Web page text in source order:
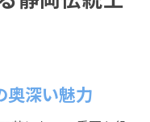
のづくり体験
づくり体験
くり体験の魅力
奥深い魅力